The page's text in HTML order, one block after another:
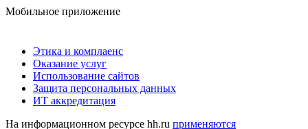
Мобильное приложение
Этика и комплаенс
Оказание услуг
Использование сайтов
Защита персональных данных
ИТ аккредитация
На информационном ресурсе hh.ru применяются